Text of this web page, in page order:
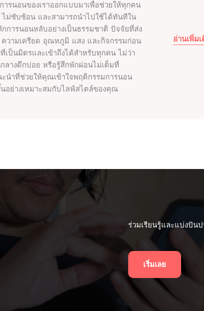
ารนอนของเราออกแบบมาเพื่อช่วยให้ทุกคน
ไม่ซับซ้อน และสามารถนำไปใช้ได้ทันทีใน
การนอนหลับอย่างเป็นธรรมชาติ ปัจจัยที่ส่ง
วามเครียด อุณหภูมิ แสง และกิจกรรมก่อน
เป็นมิตรและเข้าถึงได้สำหรับทุกคน ไม่ว่า
างดึกบ่อย หรือรู้สึกพักผ่อนไม่เต็มที่
นำที่ช่วยให้คุณเข้าใจพฤติกรรมการนอน
อย่างเหมาะสมกับไลฟ์สไตล์ของคุณ
อ่านเพิ่ม
ร่วมเรียนรู้และแบ่งปัน
เริ่มเลย